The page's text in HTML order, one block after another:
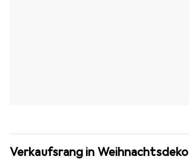
Verkaufsrang in Weihnachtsdeko